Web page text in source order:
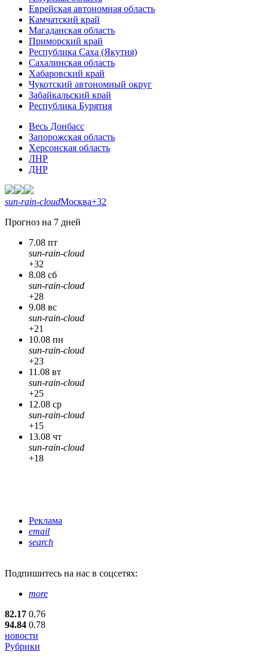
Еврейская автономная область
Камчатский край
Магаданская область
Приморский край
Республика Саха (Якутия)
Сахалинская область
Хабаровский край
Чукотский автономный округ
Забайкальский край
Республика Бурятия
Весь Донбасс
Запорожская область
Херсонская область
ЛНР
ДНР
sun-rain-cloudМосква+32
Прогноз на 7 дней
7.08 пт
sun-rain-cloud
+32
8.08 сб
sun-rain-cloud
+28
9.08 вс
sun-rain-cloud
+21
10.08 пн
sun-rain-cloud
+23
11.08 вт
sun-rain-cloud
+25
12.08 ср
sun-rain-cloud
+15
13.08 чт
sun-rain-cloud
+18
Реклама
email
search
Подпишитесь на нас в соцсетях:
more
82.17 0.76
94.84 0.78
новости
Рубрики